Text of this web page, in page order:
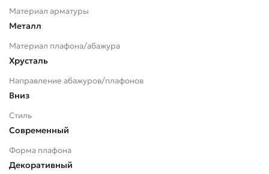
Материал арматуры
Металл
Материал плафона/абажура
Хрусталь
Направление абажуров/плафонов
Вниз
Стиль
Современный
Форма плафона
Декоративный